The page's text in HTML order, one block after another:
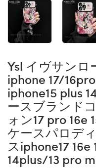
Ysl イヴサンロ
iphone 17/
iphone15 plus
ースブランド
ォン17 pro 16e
ケースパロデ
スiphone17
14plus/13 pro